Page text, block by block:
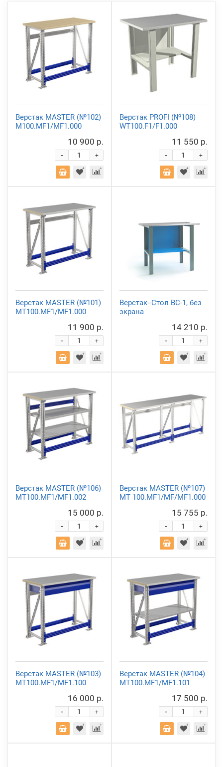
Верстак MASTER (№102)
M100.MF1/MF1.000
10 900 р.
+
-
Верстак PROFI (№108)
WT100.F1/F1.000
11 550 р.
+
-
Верстак MASTER (№101)
MT100.MF1/MF1.000
11 900 р.
+
-
Верстак--Стол ВС-1, без
экрана
14 210 р.
+
-
Верстак MASTER (№106)
MT100.MF1/MF1.002
15 000 р.
+
-
Верстак MASTER (№107)
MT 100.MF1/MF/MF1.000
15 755 р.
+
-
Верстак MASTER (№103)
MT100.MF1/MF1.100
16 000 р.
+
-
Верстак MASTER (№104)
MT100.MF1/MF1.101
17 500 р.
+
-